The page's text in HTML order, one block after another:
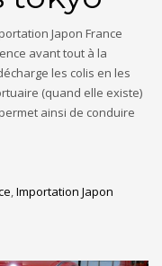
Japon France
avant tout à la
les colis en les
(quand elle existe)
ainsi de conduire
Importation Japon